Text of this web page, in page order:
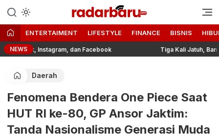
radarbaru.com
Informasi Berita Terbaru dan
Terkini Hari Ini
ENTERTAIMENT LIFESTYLE FINANCE BISNIS
NEWS
Instagram, dan Facebook Tiga Kali Jatuh, Bangkit
Daerah
Fenomena Bendera One Piece Saat
HUT RI ke-80, GP Ansor Jaktim:
Tanda Nasionalisme Generasi Muda